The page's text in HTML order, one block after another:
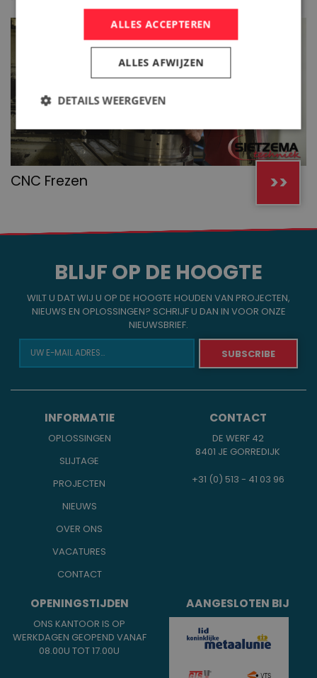
>>
CNC Frezen
BLIJF OP DE HOOGTE
WILT U DAT WIJ U OP DE HOOGTE HOUDEN VAN PROJECTEN,
NIEUWS EN OPLOSSINGEN? SCHRIJF U DAN IN VOOR ONZE
NIEUWSBRIEF.
INFORMATIE
OPLOSSINGEN
SLIJTAGE
PROJECTEN
NIEUWS
OVER ONS
VACATURES
CONTACT
CONTACT
DE WERF 42
8401 JE GORREDIJK
+31 (0) 513 - 41 03 96
OPENINGSTIJDEN
ONS KANTOOR IS OP
WERKDAGEN GEOPEND VANAF
08.00U TOT 17.00U
AANGESLOTEN BIJ
ALLES ACCEPTEREN
ALLES AFWIJZEN
DETAILS WEERGEVEN